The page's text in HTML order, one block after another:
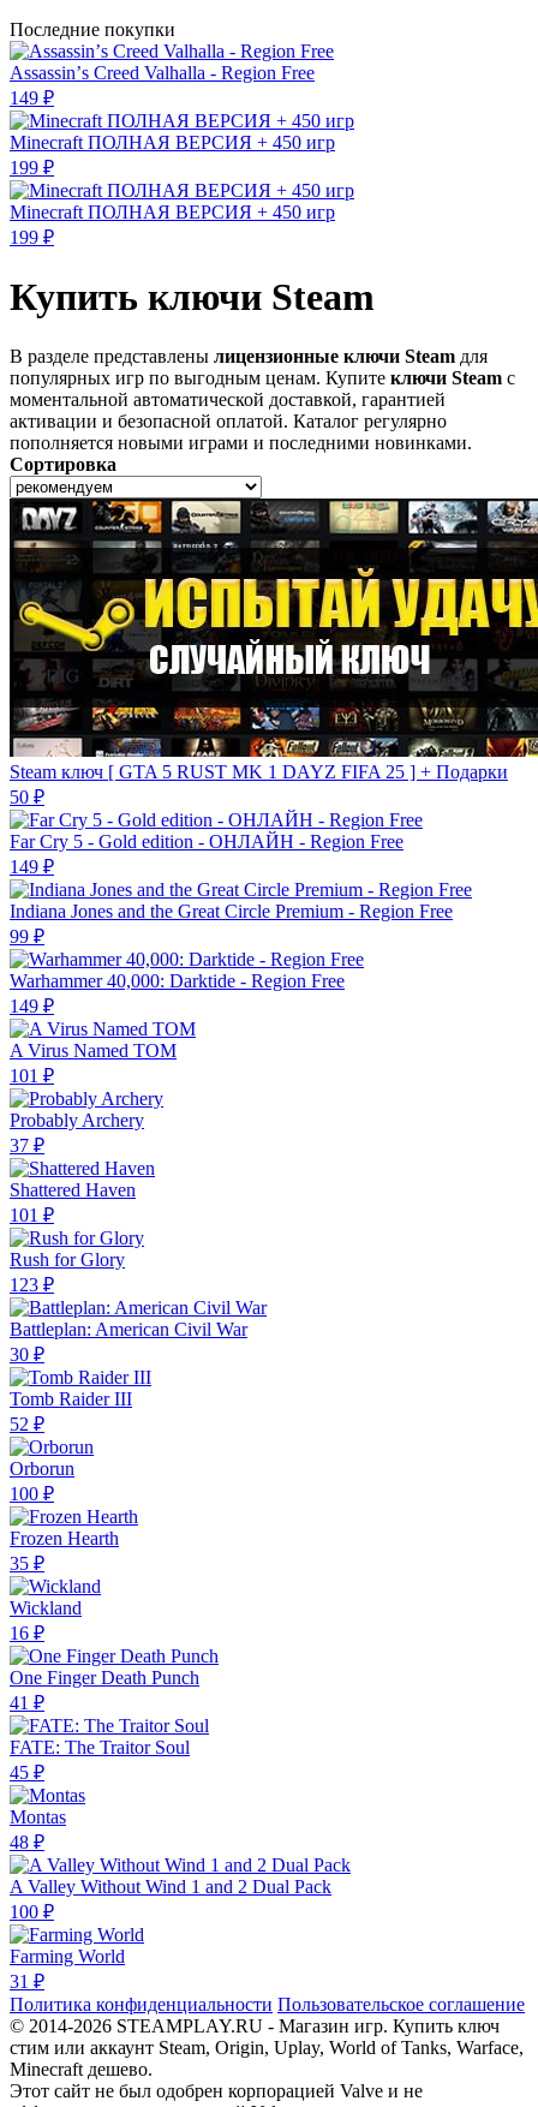
Последние покупки
Assassinʼs Creed Valhalla - Region Free
149 ₽
Minecraft ПОЛНАЯ ВЕРСИЯ + 450 игр
199 ₽
Minecraft ПОЛНАЯ ВЕРСИЯ + 450 игр
199 ₽
Купить ключи Steam
В разделе представлены лицензионные ключи Steam для
популярных игр по выгодным ценам. Купите ключи Steam с
моментальной автоматической доставкой, гарантией
активации и безопасной оплатой. Каталог регулярно
пополняется новыми играми и последними новинками.
Сортировка
Steam ключ [ GTA 5 RUST MK 1 DAYZ FIFA 25 ] + Подарки
50 ₽
Far Cry 5 - Gold edition - ОНЛАЙН - Region Free
149 ₽
Indiana Jones and the Great Circle Premium - Region Free
99 ₽
Warhammer 40,000: Darktide - Region Free
149 ₽
A Virus Named TOM
101 ₽
Probably Archery
37 ₽
Shattered Haven
101 ₽
Rush for Glory
123 ₽
Battleplan: American Civil War
30 ₽
Tomb Raider III
52 ₽
Orborun
100 ₽
Frozen Hearth
35 ₽
Wickland
16 ₽
One Finger Death Punch
41 ₽
FATE: The Traitor Soul
45 ₽
Montas
48 ₽
A Valley Without Wind 1 and 2 Dual Pack
100 ₽
Farming World
31 ₽
Политика конфиденциальности Пользовательское соглашение
© 2014-2026 STEAMPLAY.RU - Магазин игр. Купить ключ
стим или аккаунт Steam, Origin, Uplay, World of Tanks, Warface,
Minecraft дешево.
Этот сайт не был одобрен корпорацией Valve и не